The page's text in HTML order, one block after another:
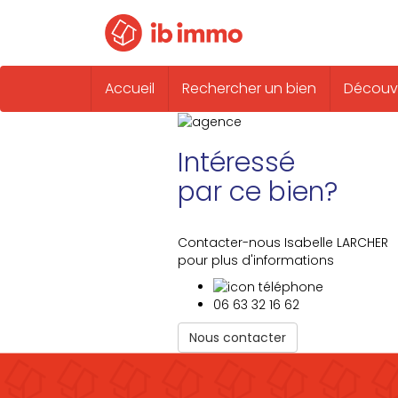
Accueil Rechercher un bien
Intéressé
par ce bien?
Contacter-nous Isabelle LARCHER
pour plus d'informations
06 63 32 16 62
Nous contacter